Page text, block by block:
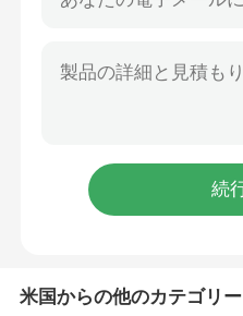
米国からの他のカテゴリー